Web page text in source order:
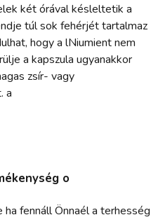
két órával késleltetik a
túl sok fehérjét tartalmaz
hogy a lNiumient nem
a kapszula ugyanakkor
zsír- vagy
a
o
fennáll Önnaél a terhesség